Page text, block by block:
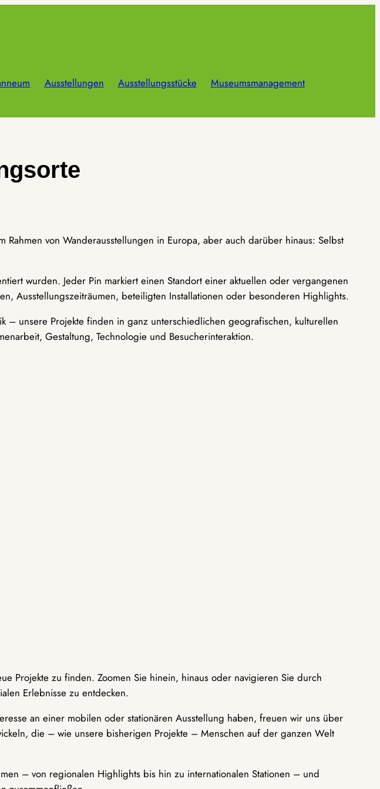
Ausstellungen Ausstellungsstücke
Museumsmanagement
von Wanderausstellungen in Europa, aber auch darüber hinaus: Selbst
wurden. Jeder Pin markiert einen Standort einer aktuellen oder vergangenen
Ausstellungszeiträumen, beteiligten Installationen oder besonderen Highlights.
unsere Projekte finden in ganz unterschiedlichen geografischen, kulturellen
Gestaltung, Technologie und Besucherinteraktion.
Projekte zu finden. Zoomen Sie hinein, hinaus oder navigieren Sie durch
Erlebnisse zu entdecken.
an einer mobilen oder stationären Ausstellung haben, freuen wir uns über
die – wie unsere bisherigen Projekte – Menschen auf der ganzen Welt
– von regionalen Highlights bis hin zu internationalen Stationen – und